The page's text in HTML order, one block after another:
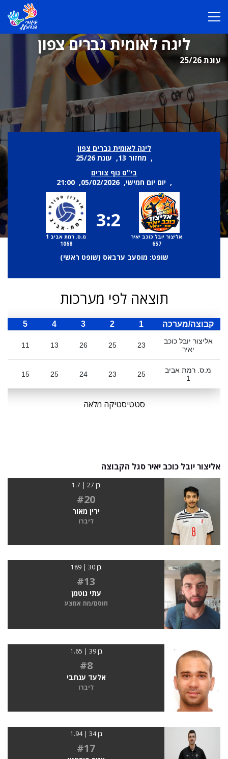
ליגה לאומית גברים צפון
עונת 25/26
ליגה לאומית גברים צפון
, מחזור 13, עונת 25/26
בי"ס נוף צורים
, יום יום חמישי, 05/02/2026, 21:00
אליצור יובל כוכב יאיר
657
3:2
מ.ס. רמת אביב 1
1068
שופט: מוסעב ערבאס (שופט ראשי)
תוצאה לפי מערכות
קבוצה/מערכה 1
2
3
4
5
אליצור יובל כוכב
יאיר
23
25
26
13
11
מ.ס. רמת אביב
1
25
23
24
25
15
סטטיסטיקה מלאה
אליצור יובל כוכב יאיר סגל הקבוצה
בן 27 | 1.7
#20
ירין מאור
ליברו
בן 30 | 189
#13
עתי גוטמן
חוסם/מת אמצע
בן 39 | 1.65
#8
אלעד ענתבי
ליברו
בן 34 | 1.94
#17